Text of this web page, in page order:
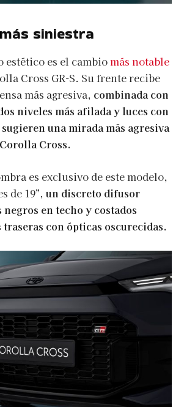
siniestra
estético es el cambiomás notable
Cross GR-S. Su frente recibe
más agresiva, combinada con
niveles más afilada y luces con
una mirada más agresiva
Cross.
es exclusivo de este modelo,
de 19”, un discreto difusor
en techo y costados
traseras con ópticas oscurecidas.